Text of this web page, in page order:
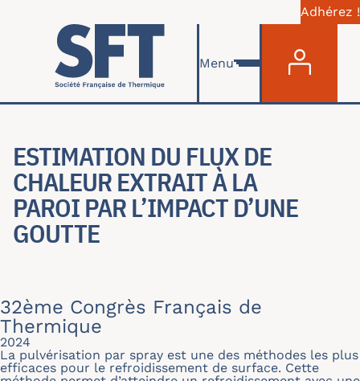
Aller au contenu principal
Adhérez !
Menu
ESTIMATION DU FLUX DE
CHALEUR EXTRAIT À LA
PAROI PAR L’IMPACT D’UNE
GOUTTE
32ème Congrès Français de
Thermique
2024
La pulvérisation par spray est une des méthodes les plus
efficaces pour le refroidissement de surface. Cette